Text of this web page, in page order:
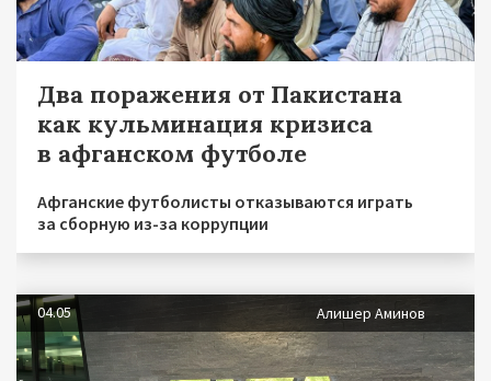
Два поражения от Пакистана
как кульминация кризиса
в афганском футболе
Афганские футболисты отказываются играть
за сборную из-за коррупции
04.05 Алишер Аминов